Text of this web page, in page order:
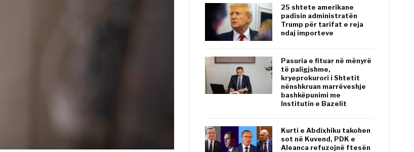
25 shtete amerikane
padisin administratën
Trump për tarifat e reja
ndaj importeve
Pasuria e fituar në mënyrë
të paligjshme,
kryeprokurori i Shtetit
nënshkruan marrëveshje
bashkëpunimi me
Institutin e Bazelit
Kurti e Abdixhiku takohen
sot në Kuvend, PDK e
Aleanca refuzojnë ftesën